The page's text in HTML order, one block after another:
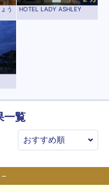
う
HOTEL LADY ASHLEY
一覧